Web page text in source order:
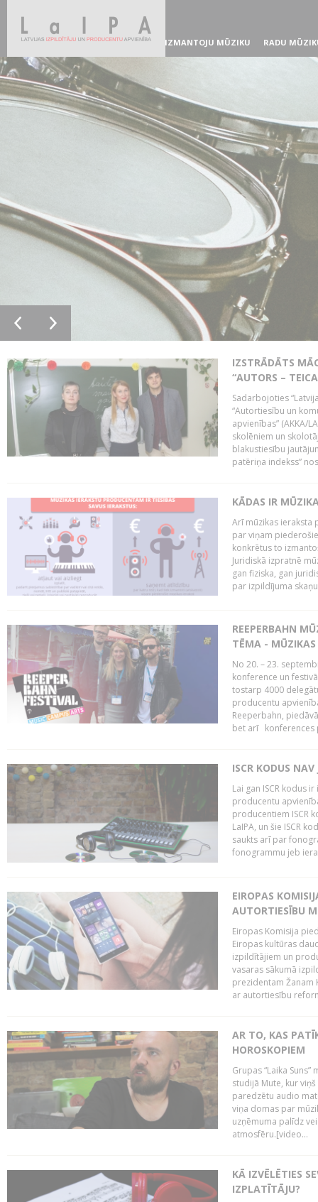
IZMANTOJU MŪZIKU RADU
IZSTRĀDĀTS
“AUTORS –
Sadarbojoties
“Autortiesību un
apvienības” (AKKA/
skolēniem un
blakustiesību
patēriņa indekss”
KĀDAS IR
Arī mūzikas ieraksta
par viņam
konkrētus to
Juridiskā izpratnē
gan fiziska, gan
par izpildījuma
REEPERBAHN
TĒMA -
No 20. – 23.
konference un
tostarp 4000
producentu
Reeperbahn,
bet arī konferences
ISCR KODUS
Lai gan ISCR kodus
producentu
producentiem ISCR
LaIPA, un šie ISCR
saukts arī par
fonogrammu jeb
EIROPAS
AUTORTIESĪBU
Eiropas Komisija
Eiropas kultūras
izpildītājiem un
vasaras sākumā
prezidentam Žanam
ar autortiesību
AR TO, KAS
HOROSKOPIEM
Grupas “Laika
studijā Mute, kur
paredzētu audio
viņa domas par
uzņēmuma palīdz
atmosfēru.[video...
KĀ IZVĒLĒTIES
IZPLATĪTĀJU?